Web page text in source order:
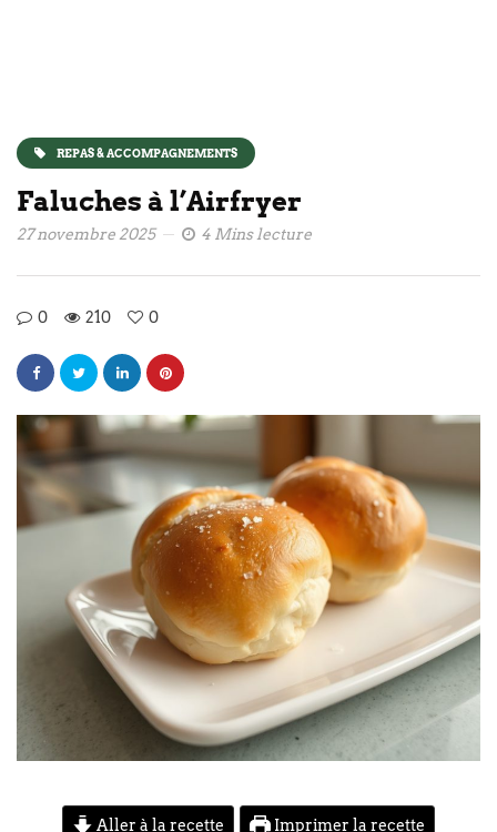
REPAS & ACCOMPAGNEMENTS
Faluches à l’Airfryer
27 novembre 2025 4 Mins lecture
0 210 0
Aller à la recette Imprimer la recette